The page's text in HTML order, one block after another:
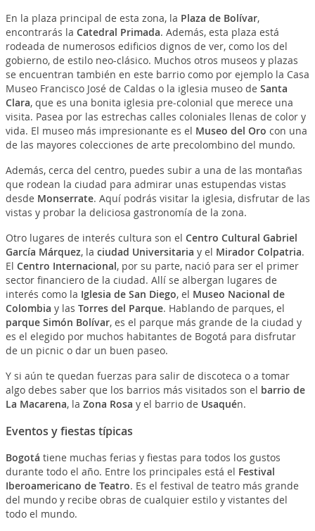
En la plaza principal de esta zona, la Plaza de Bolívar,
encontrarás la Catedral Primada. Además, esta plaza está
rodeada de numerosos edificios dignos de ver, como los del
gobierno, de estilo neo-clásico. Muchos otros museos y plazas
se encuentran también en este barrio como por ejemplo la Casa
Museo Francisco José de Caldas o la iglesia museo de Santa
Clara, que es una bonita iglesia pre-colonial que merece una
visita. Pasea por las estrechas calles coloniales llenas de color y
vida. El museo más impresionante es el Museo del Oro con una
de las mayores colecciones de arte precolombino del mundo.
Además, cerca del centro, puedes subir a una de las montañas
que rodean la ciudad para admirar unas estupendas vistas
desde Monserrate. Aquí podrás visitar la iglesia, disfrutar de las
vistas y probar la deliciosa gastronomía de la zona.
Otro lugares de interés cultura son el Centro Cultural Gabriel
García Márquez, la ciudad Universitaria y el Mirador Colpatria.
El Centro Internacional, por su parte, nació para ser el primer
sector financiero de la ciudad. Allí se albergan lugares de
interés como la Iglesia de San Diego, el Museo Nacional de
Colombia y las Torres del Parque. Hablando de parques, el
parque Simón Bolívar, es el parque más grande de la ciudad y
es el elegido por muchos habitantes de Bogotá para disfrutar
de un picnic o dar un buen paseo.
Y si aún te quedan fuerzas para salir de discoteca o a tomar
algo debes saber que los barrios más visitados son el barrio de
La Macarena, la Zona Rosa y el barrio de Usaquén.
Eventos y fiestas típicas
Bogotá tiene muchas ferias y fiestas para todos los gustos
durante todo el año. Entre los principales está el Festival
Iberoamericano de Teatro. Es el festival de teatro más grande
del mundo y recibe obras de cualquier estilo y vistantes del
todo el mundo.